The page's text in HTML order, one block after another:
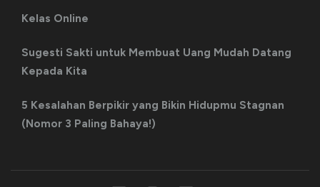
Kelas Online
Sugesti Sakti untuk Membuat Uang Mudah Datang
Kepada Kita
5 Kesalahan Berpikir yang Bikin Hidupmu Stagnan
(Nomor 3 Paling Bahaya!)